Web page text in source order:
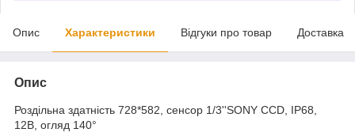
Опис Характеристики Відгуки про товар Доставка
Опис
Роздільна здатність 728*582, сенсор 1/3''SONY CCD, IP68,
12В, огляд 140°